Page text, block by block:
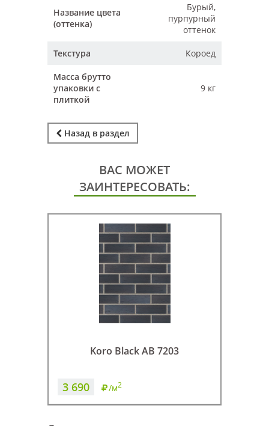
Название цвета
(оттенка)
Бурый,
пурпурный
оттенок
Текстура Короед
Масса брутто
упаковки с
плиткой
9 кг
Назад в раздел
ВАС МОЖЕТ
ЗАИНТЕРЕСОВАТЬ:
Koro Black AB 7203
3 690 /м2